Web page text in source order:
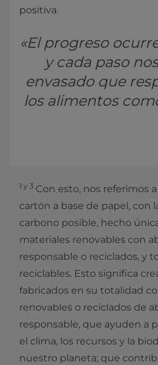
positiva.
«El progreso
y cada paso
envasado que
los alimentos
1 y 3 Con esto, nos referimos
cartón a base de papel, con
carbono posible, hecho
materiales renovables con
responsable o reciclados, y
reciclables. Esto significa
fabricados en su totalidad
renovables o reciclados de
responsable, que ayuden a
el clima, los recursos y la
nuestro planeta; que